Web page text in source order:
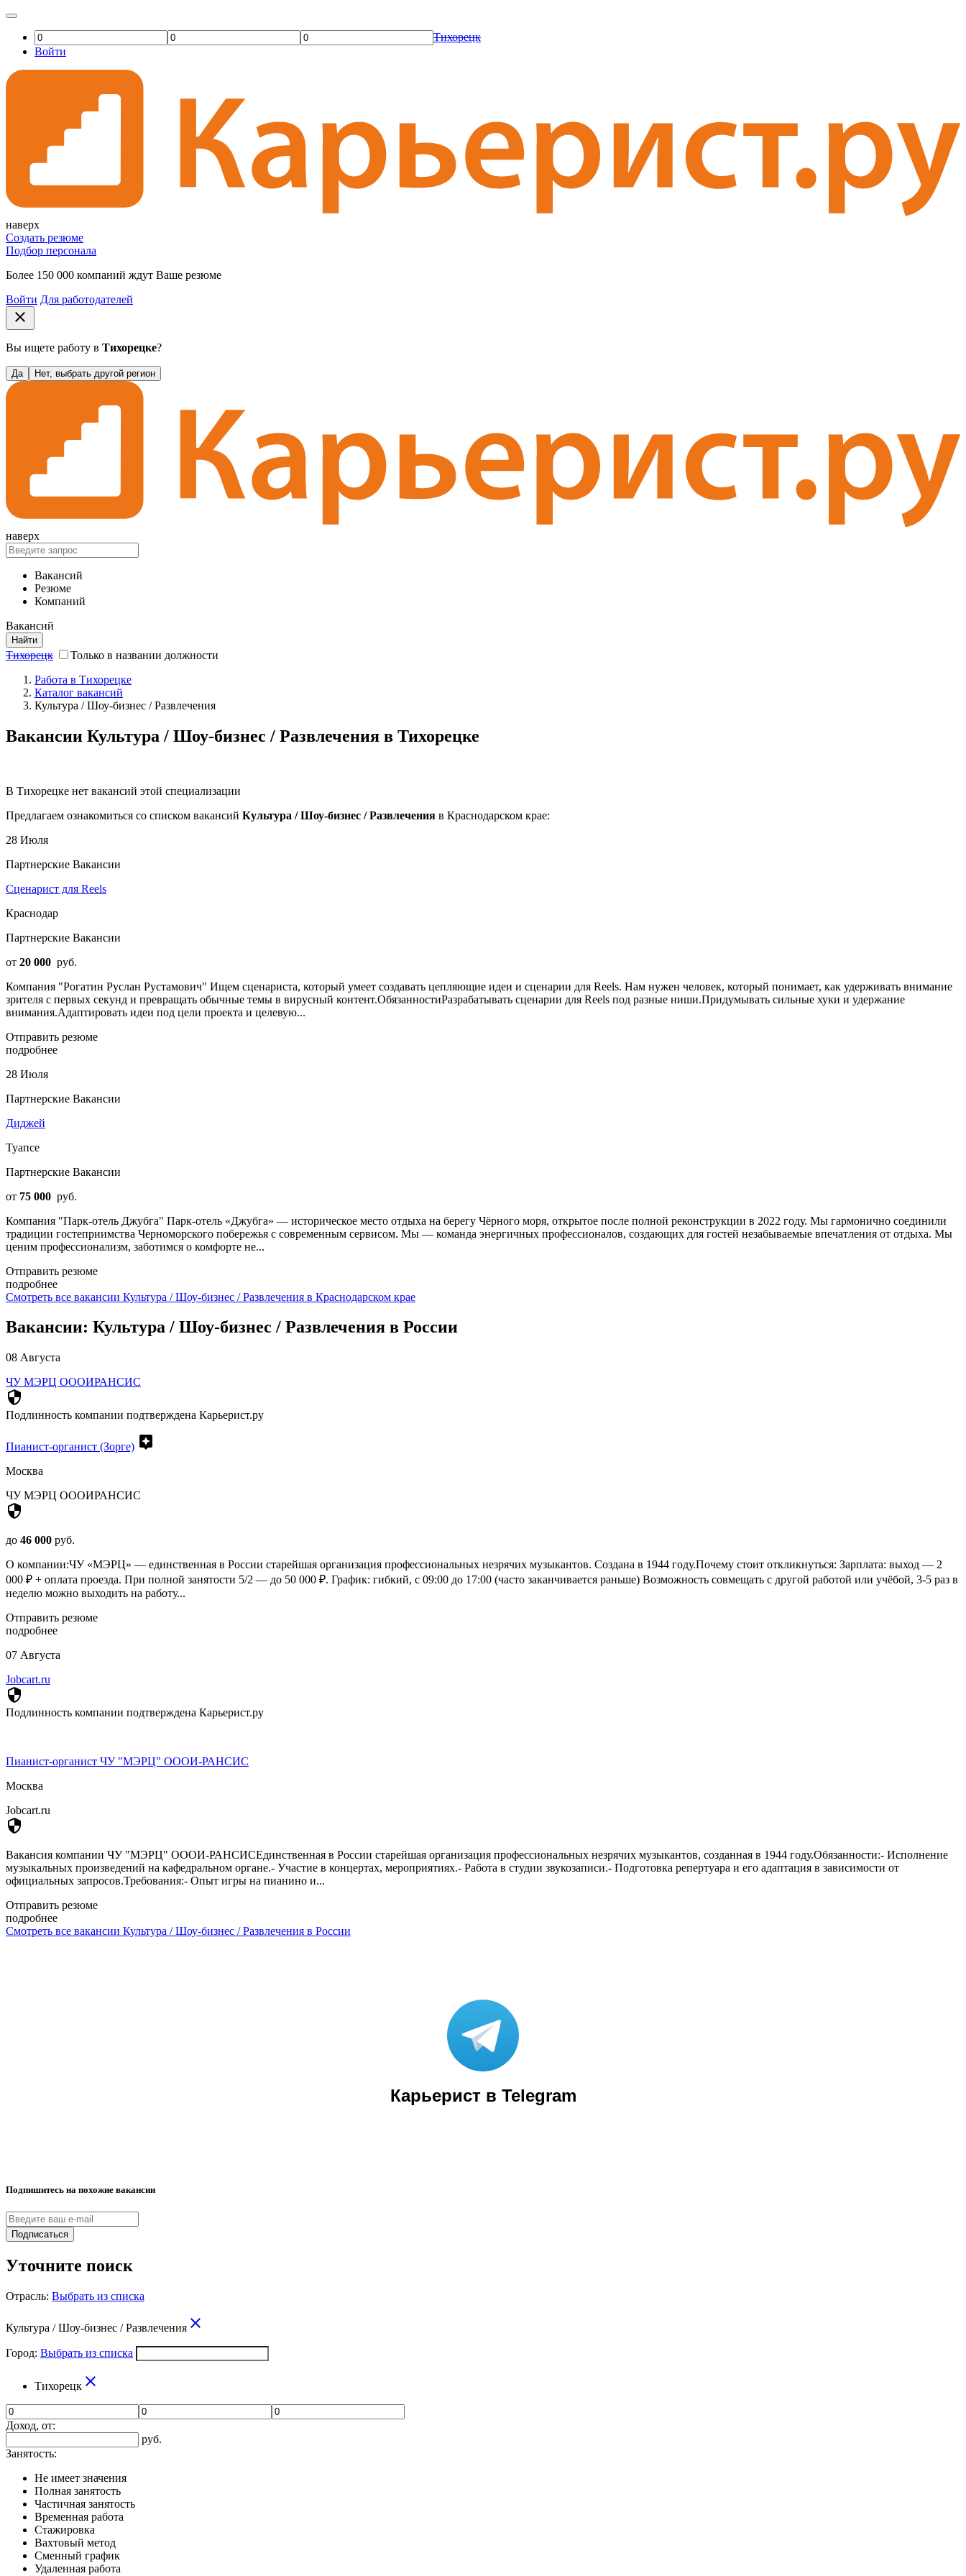
Тихорецк
Войти
наверх
Создать резюме
Подбор персонала
Более 150 000 компаний ждут Ваше резюме
Войти Для работодателей
close
Вы ищете работу в Тихорецке?
Да Нет, выбрать другой регион
наверх
Вакансий
Резюме
Компаний
Вакансий
Найти
Тихорецк
Только в названии должности
Работа в Тихорецке
Каталог вакансий
Культура / Шоу-бизнес / Развлечения
Вакансии Культура / Шоу-бизнес / Развлечения в Тихорецке
В Тихорецке нет вакансий этой специализации
Предлагаем ознакомиться со списком вакансий Культура / Шоу-бизнес / Развлечения в Краснодарском крае:
28 Июля
Партнерские Вакансии
Сценарист для Reels
Краснодар
Партнерские Вакансии
от 20 000 руб.
Компания "Рогатин Руслан Рустамович" Ищем сценариста, который умеет создавать цепляющие идеи и сценарии для Reels. Нам нужен человек, который понимает, как удерживать внимание
зрителя с первых секунд и превращать обычные темы в вирусный контент.ОбязанностиРазрабатывать сценарии для Reels под разные ниши.Придумывать сильные хуки и удержание
внимания.Адаптировать идеи под цели проекта и целевую...
Отправить резюме
подробнее
28 Июля
Партнерские Вакансии
Диджей
Туапсе
Партнерские Вакансии
от 75 000 руб.
Компания "Парк-отель Джубга" Парк-отель «Джубга» — историческое место отдыха на берегу Чёрного моря, открытое после полной реконструкции в 2022 году. Мы гармонично соединили
традиции гостеприимства Черноморского побережья с современным сервисом. Мы — команда энергичных профессионалов, создающих для гостей незабываемые впечатления от отдыха. Мы
ценим профессионализм, заботимся о комфорте не...
Отправить резюме
подробнее
Смотреть все вакансии Культура / Шоу-бизнес / Развлечения в Краснодарском крае
Вакансии: Культура / Шоу-бизнес / Развлечения в России
08 Августа
ЧУ МЭРЦ ОООИРАНСИС
security
Подлинность компании подтверждена Карьерист.ру
Пианист-органист (Зорге) assistant
Москва
ЧУ МЭРЦ ОООИРАНСИС
security
до 46 000 руб.
О компании:ЧУ «МЭРЦ» — единственная в России старейшая организация профессиональных незрячих музыкантов. Создана в 1944 году.Почему стоит откликнуться: Зарплата: выход — 2
000 ₽ + оплата проезда. При полной занятости 5/2 — до 50 000 ₽. График: гибкий, с 09:00 до 17:00 (часто заканчивается раньше) Возможность совмещать с другой работой или учёбой, 3-5 раз в
неделю можно выходить на работу...
Отправить резюме
подробнее
07 Августа
Jobcart.ru
security
Подлинность компании подтверждена Карьерист.ру
Пианист-органист ЧУ "МЭРЦ" ОООИ-РАНСИС
Москва
Jobcart.ru
security
Вакансия компании ЧУ "МЭРЦ" ОООИ-РАНСИСЕдинственная в России старейшая организация профессиональных незрячих музыкантов, созданная в 1944 году.Обязанности:- Исполнение
музыкальных произведений на кафедральном органе.- Участие в концертах, мероприятиях.- Работа в студии звукозаписи.- Подготовка репертуара и его адаптация в зависимости от
официальных запросов.Требования:- Опыт игры на пианино и...
Отправить резюме
подробнее
Смотреть все вакансии Культура / Шоу-бизнес / Развлечения в России
Карьерист в Telegram
Подпишитесь на похожие вакансии
Подписаться
Уточните поиск
Отрасль: Выбрать из списка
Культура / Шоу-бизнес / Развлечения close
Город: Выбрать из списка
Тихорецк close
Доход, от:
руб.
Занятость:
Не имеет значения
Полная занятость
Частичная занятость
Временная работа
Стажировка
Вахтовый метод
Сменный график
Удаленная работа